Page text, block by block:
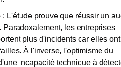
: L'étude prouve que réussir un
Paradoxalement, les entreprises
plus d'incidents car elles
À l'inverse, l'optimisme du
incapacité technique à